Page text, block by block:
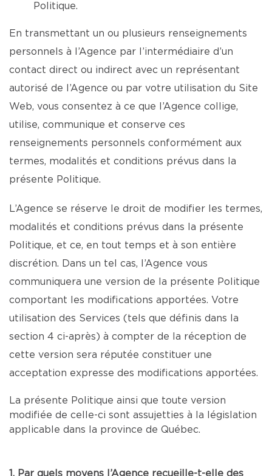
Politique.
En transmettant un ou plusieurs renseignements
personnels à l’Agence par l’intermédiaire d’un
contact direct ou indirect avec un représentant
autorisé de l’Agence ou par votre utilisation du Site
Web, vous consentez à ce que l’Agence collige,
utilise, communique et conserve ces
renseignements personnels conformément aux
termes, modalités et conditions prévus dans la
présente Politique.
L’Agence se réserve le droit de modifier les termes,
modalités et conditions prévus dans la présente
Politique, et ce, en tout temps et à son entière
discrétion. Dans un tel cas, l’Agence vous
communiquera une version de la présente Politique
comportant les modifications apportées. Votre
utilisation des Services (tels que définis dans la
section 4 ci-après) à compter de la réception de
cette version sera réputée constituer une
acceptation expresse des modifications apportées.
La présente Politique ainsi que toute version
modifiée de celle-ci sont assujetties à la législation
applicable dans la province de Québec.
1. Par quels moyens l’Agence recueille-t-elle des